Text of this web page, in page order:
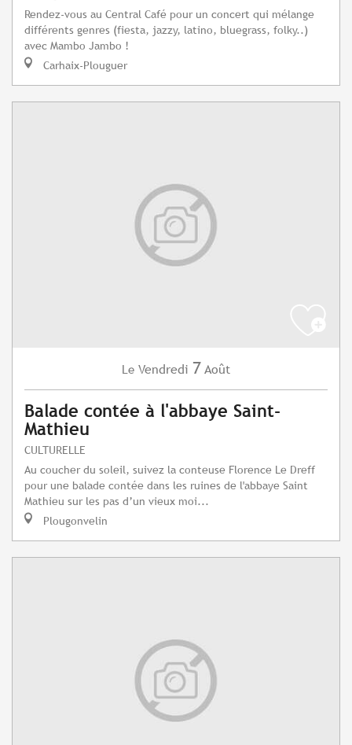
Rendez-vous au Central Café pour un concert qui mélange
différents genres (fiesta, jazzy, latino, bluegrass, folky..)
avec Mambo Jambo !
Carhaix-Plouguer
Le Vendredi 7 Août
Balade contée à l'abbaye Saint-
Mathieu
CULTURELLE
Au coucher du soleil, suivez la conteuse Florence Le Dreff
pour une balade contée dans les ruines de l'abbaye Saint
Mathieu sur les pas d’un vieux moi...
Plougonvelin